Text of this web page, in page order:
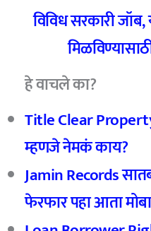
विविध सरकारी जॉब,
हे वाचले का?
Title Clear
म्हणजे नेमकं काय?
Jamin Records
फेरफार पहा आता